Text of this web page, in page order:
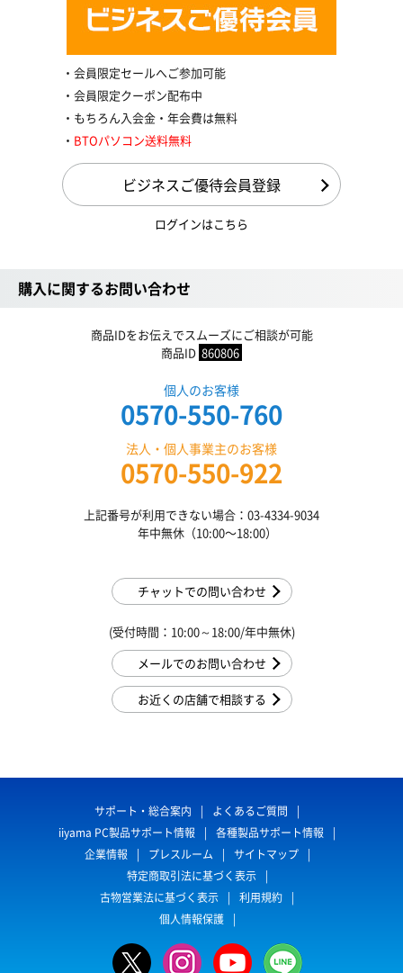
会員限定セールへご参加可能
会員限定クーポン配布中
もちろん入会金・年会費は無料
BTOパソコン送料無料
ビジネスご優待会員登録
ログインはこちら
購入に関するお問い合わせ
商品IDをお伝えでスムーズにご相談が可能
商品ID 860806
個人のお客様
0570-550-760
法人・個人事業主のお客様
0570-550-922
上記番号が利用できない場合：03-4334-9034
年中無休（10:00〜18:00）
チャットでの問い合わせ
(受付時間：10:00～18:00/年中無休)
メールでのお問い合わせ
お近くの店舗で相談する
サポート・総合案内
よくあるご質問
iiyama PC製品サポート情報
各種製品サポート情報
企業情報
プレスルーム
サイトマップ
特定商取引法に基づく表示
古物営業法に基づく表示
利用規約
個人情報保護